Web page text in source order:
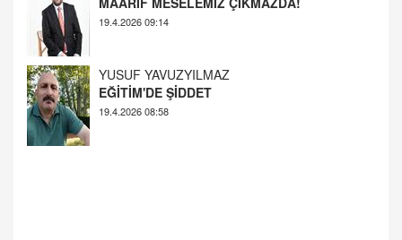
YUSUF YAVUZYILMAZ